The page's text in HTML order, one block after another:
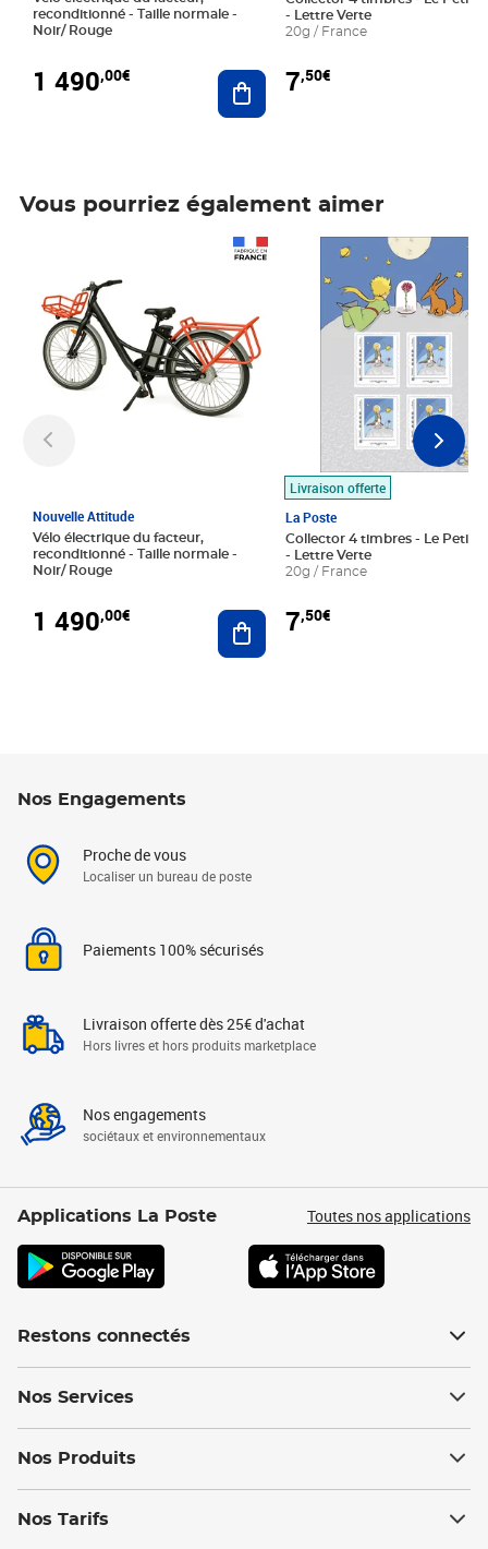
reconditionné - Taille normale -
Noir/ Rouge
1 490,00€ Ajouter au panier
- Lettre Verte
20g / France
7,50€
Vous pourriez également aimer
Nouvelle Attitude
Vélo électrique du facteur,
reconditionné - Taille normale -
Noir/ Rouge
1 490,00€ Ajouter au panier
Livraison offerte
La Poste
Collector 4 timbres - Le Petit
- Lettre Verte
20g / France
7,50€
Prix 7,50€
Nos Engagements
Proche de vous
Localiser un bureau de poste
Paiements 100% sécurisés
Livraison offerte dès 25€ d'achat
Hors livres et hors produits marketplace
Nos engagements
sociétaux et environnementaux
Applications La Poste Toutes nos applications
Restons connectés
Nos Services
Nos Produits
Nos Tarifs